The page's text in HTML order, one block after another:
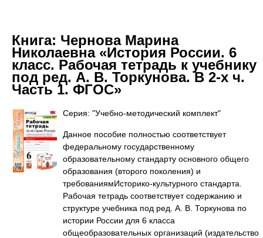
Книга: Чернова Марина
Николаевна «История России. 6
класс. Рабочая тетрадь к учебнику
под ред. А. В. Торкунова. В 2-х ч.
Часть 1. ФГОС»
Серия: "Учебно-методический комплект"
Данное пособие полностью соответствует
федеральному государственному
образовательному стандарту основного общего
образования (второго поколения) и
требованиямИсторико-культурного стандарта.
Рабочая тетрадь соответствует содержанию и
структуре учебника под ред. А. В. Торкунова по
истории России для 6 класса
общеобразовательных организаций (издательство